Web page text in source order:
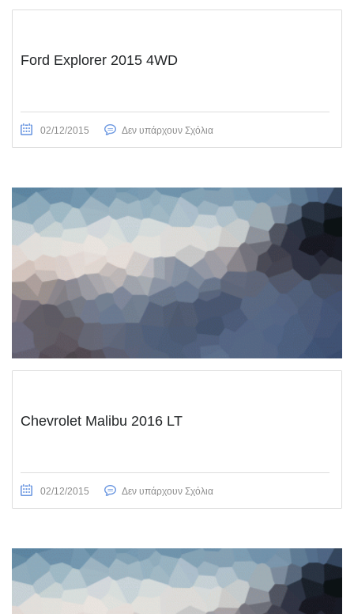
Ford Explorer 2015 4WD
02/12/2015 Δεν υπάρχουν Σχόλια
Chevrolet Malibu 2016 LT
02/12/2015 Δεν υπάρχουν Σχόλια